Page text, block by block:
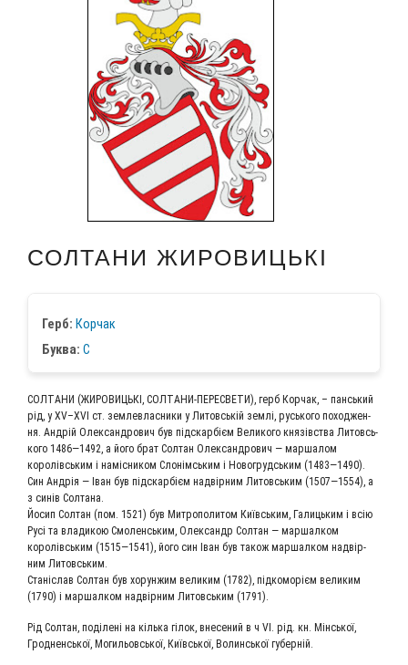
СОЛТАНИ ЖИРОВИЦЬКІ
Герб: Кор­чак
Бук­ва: С
СОЛ­ТА­НИ (ЖИРО­ВИ­ЦЬ­КІ, СОЛ­ТА­НИ-ПЕРЕ­СВЕ­ТИ), герб Кор­чак, – пансь­кий
рід, у XV–XVI ст. зем­ле­влас­ни­ки у Литовсь­кій зем­лі, русь­ко­го поход­жен­
ня. Андрій Олек­сан­дро­вич був під­скар­бієм Вели­ко­го князів­ства Литовсь­
ко­го 1486—1492, а його брат Сол­тан Олек­сан­дро­вич — мар­ша­лом
королівсь­ким і наміс­ни­ком Слонімсь­ким і Ново­грудсь­ким (1483—1490).
Син Андрія — Іван був під­скар­бієм надвір­ним Литовсь­ким (1507—1554), а
з синів Солтана.
Йосип Сол­тан (пом. 1521) був Мит­ро­по­ли­том Київсь­ким, Гали­ць­ким і всію
Русі та вла­ди­кою Смо­ленсь­ким, Олек­сандр Сол­тан — мар­шал­ком
королівсь­ким (1515—1541), його син Іван був також мар­шал­ком надвір­
ним Литовським.
Стані­слав Сол­тан був хорун­жим вели­ким (1782), під­ко­морієм вели­ким
(1790) і мар­шал­ком надвір­ним Литовсь­ким (1791).
Рід Сол­тан, поді­лені на кіль­ка гілок, вне­се­ний в ч VI. рід. кн. Мінсь­кої,
Грод­ненсь­кої, Моги­льовсь­кої, Київсь­кої, Волинсь­кої губерній.